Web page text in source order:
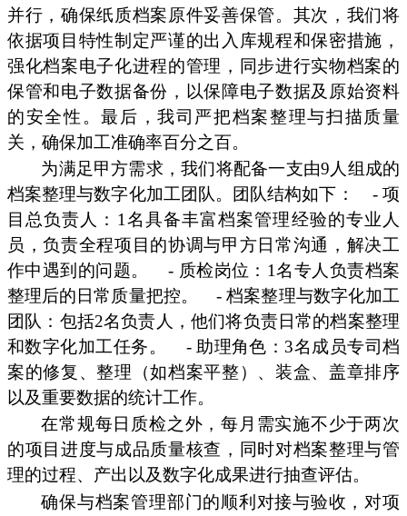
并行，确保纸质档案原件妥善保管。其次，我们将
依据项目特性制定严谨的出入库规程和保密措施，
强化档案电子化进程的管理，同步进行实物档案的
保管和电子数据备份，以保障电子数据及原始资料
的安全性。最后，我司严把档案整理与扫描质量
关，确保加工准确率百分之百。
为满足甲方需求，我们将配备一支由9人组成的
档案整理与数字化加工团队。团队结构如下：
- 项
目总负责人：1名具备丰富档案管理经验的专业人
员，负责全程项目的协调与甲方日常沟通，解决工
作中遇到的问题。
- 质检岗位：1名专人负责档案
整理后的日常质量把控。
- 档案整理与数字化加工
团队：包括2名负责人，他们将负责日常的档案整理
和数字化加工任务。
- 助理角色：3名成员专司档
案的修复、整理（如档案平整）、装盒、盖章排序
以及重要数据的统计工作。
在常规每日质检之外，每月需实施不少于两次
的项目进度与成品质量核查，同时对档案整理与管
理的过程、产出以及数字化成果进行抽查评估。
确保与档案管理部门的顺利对接与验收，对项